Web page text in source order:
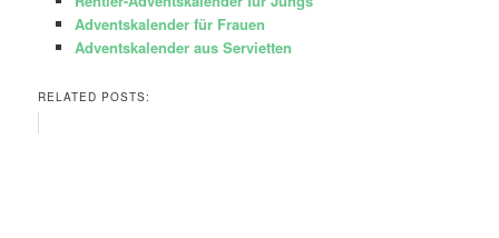
Adventskalender für Frauen
Adventskalender aus Servietten
RELATED POSTS: